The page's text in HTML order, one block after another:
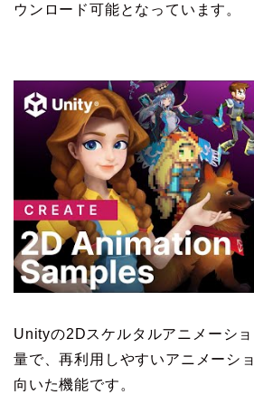
ウンロード可能となっています。
Unityの2Dスケルタルアニメーシ
量で、再利用しやすいアニメーシ
向いた機能です。